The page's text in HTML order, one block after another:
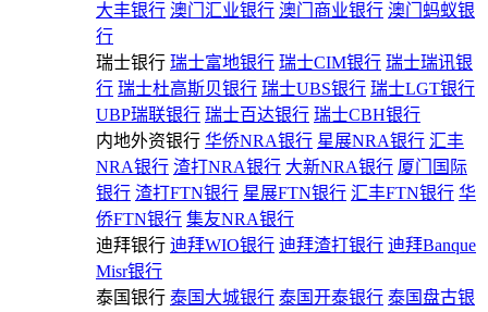
大丰银行 澳门汇业银行 澳门商业银行 澳门蚂蚁银
行
瑞士银行 瑞士富地银行 瑞士CIM银行 瑞士瑞讯银
行 瑞士杜高斯贝银行 瑞士UBS银行 瑞士LGT银行
UBP瑞联银行 瑞士百达银行 瑞士CBH银行
内地外资银行 华侨NRA银行 星展NRA银行 汇丰
NRA银行 渣打NRA银行 大新NRA银行 厦门国际
银行 渣打FTN银行 星展FTN银行 汇丰FTN银行 华
侨FTN银行 集友NRA银行
迪拜银行 迪拜WIO银行 迪拜渣打银行 迪拜Banque
Misr银行
泰国银行 泰国大城银行 泰国开泰银行 泰国盘古银